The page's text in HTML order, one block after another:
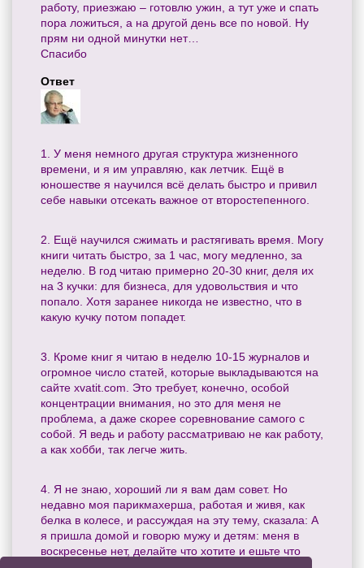
работу, приезжаю – готовлю ужин, а тут уже и спать
пора ложиться, а на другой день все по новой. Ну
прям ни одной минутки нет…
Спасибо
Ответ
1. У меня немного другая структура жизненного
времени, и я им управляю, как летчик. Ещё в
юношестве я научился всё делать быстро и привил
себе навыки отсекать важное от второстепенного.
2. Ещё научился сжимать и растягивать время. Могу
книги читать быстро, за 1 час, могу медленно, за
неделю. В год читаю примерно 20-30 книг, деля их
на 3 кучки: для бизнеса, для удовольствия и что
попало. Хотя заранее никогда не известно, что в
какую кучку потом попадет.
3. Кроме книг я читаю в неделю 10-15 журналов и
огромное число статей, которые выкладываются на
сайте xvatit.com. Это требует, конечно, особой
концентрации внимания, но это для меня не
проблема, а даже скорее соревнование самого с
собой. Я ведь и работу рассматриваю не как работу,
а как хобби, так легче жить.
4. Я не знаю, хороший ли я вам дам совет. Но
недавно моя парикмахерша, работая и живя, как
белка в колесе, и рассуждая на эту тему, сказала: А
я пришла домой и говорю мужу и детям: меня в
воскресенье нет, делайте что хотите и ешьте что